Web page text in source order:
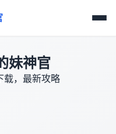
妹神官
载，最新攻略